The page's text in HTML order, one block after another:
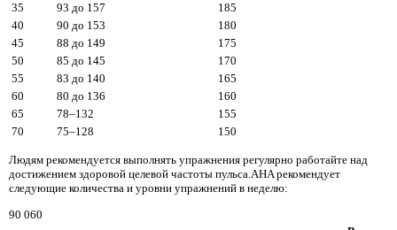
35
93 до 157
185
40
90 до 153
180
45
88 до 149
175
50
85 до 145
170
55
83 до 140
165
60
80 до 136
160
65
78–132
155
70
75–128 150
Людям рекомендуется выполнять упражнения регулярно работайте над
достижением здоровой целевой частоты пульса.AHA рекомендует
следующие количества и уровни упражнений в неделю:
90 060